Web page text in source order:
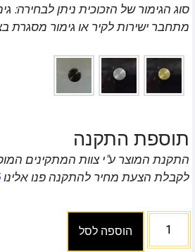
סוג הגימור של הזכוכית ניתן לבחירה:
מתחבר ישירות לקיר או גימור מסגרת
תוספת התקנה
התקנת המוצר ע"י צוות המתקינים
לקבלת הצעת מחיר להתקנה פנו אלינו
הוספה לסל